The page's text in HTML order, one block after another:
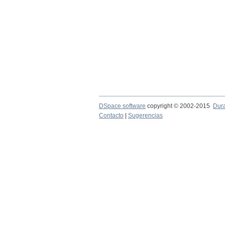
DSpace software copyright © 2002-2015
Contacto
Sugerencias